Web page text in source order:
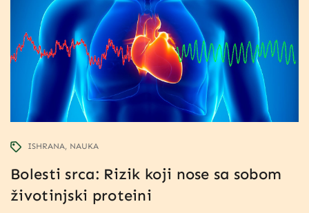
ISHRANA NAUKA
Bolesti srca: Rizik koji nose sa sobom
životinjski proteini